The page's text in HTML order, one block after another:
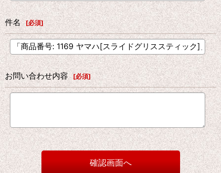
件名 [必須]
お問い合わせ内容 [必須]
確認画面へ